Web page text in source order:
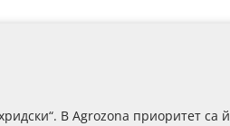
В Аgrozona приоритет са й